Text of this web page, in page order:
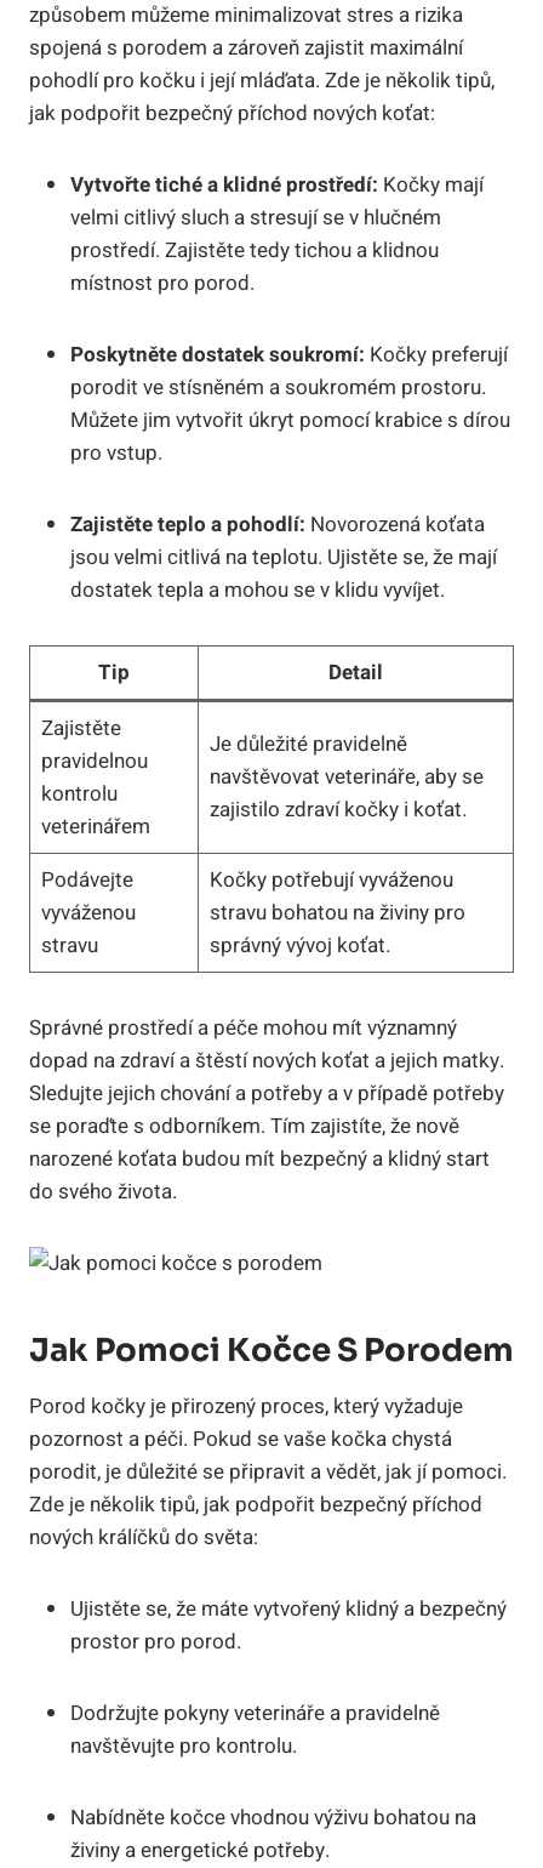
způsobem můžeme minimalizovat stres a rizika
spojená s porodem a zároveň zajistit maximální
pohodlí pro kočku i její mláďata. Zde je několik tipů,
jak podpořit bezpečný příchod nových koťat:
Vytvořte tiché a klidné prostředí: Kočky mají
velmi citlivý sluch a stresují se v hlučném
prostředí. Zajistěte tedy tichou a klidnou
místnost pro porod.
Poskytněte dostatek soukromí: Kočky preferují
porodit ve stísněném a soukromém prostoru.
Můžete jim vytvořit úkryt pomocí krabice s dírou
pro vstup.
Zajistěte teplo a pohodlí: Novorozená koťata
jsou velmi citlivá na teplotu. Ujistěte se, že mají
dostatek tepla a mohou se v klidu vyvíjet.
Tip
Detail
Zajistěte
pravidelnou
kontrolu
veterinářem
Je důležité pravidelně
navštěvovat veterináře, aby se
zajistilo zdraví kočky i koťat.
Podávejte
vyváženou
stravu
Kočky potřebují vyváženou
stravu bohatou na živiny pro
správný vývoj koťat.
Správné prostředí a péče mohou mít významný
dopad na zdraví a štěstí nových koťat a jejich matky.
Sledujte jejich chování a potřeby a v případě potřeby
se poraďte s odborníkem. Tím zajistíte, že nově
narozené koťata budou mít bezpečný a klidný start
do svého života.
Jak Pomoci Kočce S Porodem
Porod kočky je přirozený proces, který vyžaduje
pozornost a péči. Pokud se vaše kočka chystá
porodit, je důležité se připravit a vědět, jak jí pomoci.
Zde je několik tipů, jak podpořit bezpečný příchod
nových králíčků do světa:
Ujistěte se, že máte vytvořený klidný a bezpečný
prostor pro porod.
Dodržujte pokyny veterináře a pravidelně
navštěvujte pro kontrolu.
Nabídněte kočce vhodnou výživu bohatou na
živiny a energetické potřeby.